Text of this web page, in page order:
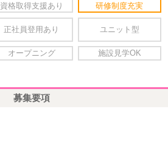
資格取得支援あり 研修制度充実
正社員登用あり ユニット型
オープニング 施設見学OK
募集要項